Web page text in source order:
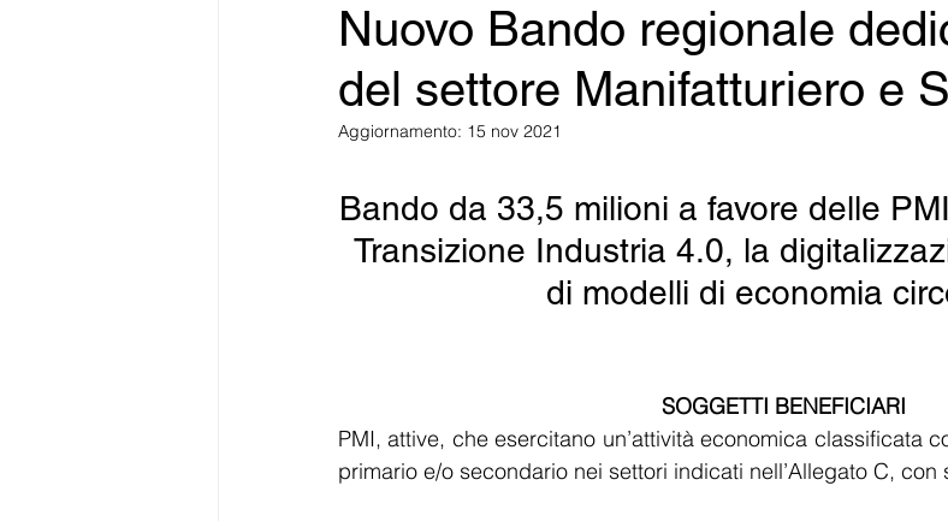
Nuovo Bando regionale
del settore Manifatturiero e
Aggiornamento: 15 nov 2021
Bando da 33,5 milioni a favore delle
Transizione Industria 4.0, la
di modelli di economia
SOGGETTI BENEFICIARI
PMI, attive, che esercitano un’attività economica classificata
primario e/o secondario nei settori indicati nell’Allegato C, con